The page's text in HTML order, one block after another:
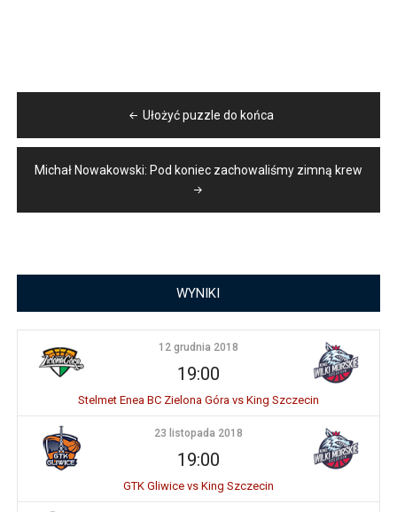
Nawigacja
wpisu
Ułożyć puzzle do końca
Michał Nowakowski: Pod koniec zachowaliśmy zimną krew
WYNIKI
12 grudnia 2018
19:00
Stelmet Enea BC Zielona Góra vs King Szczecin
23 listopada 2018
19:00
GTK Gliwice vs King Szczecin